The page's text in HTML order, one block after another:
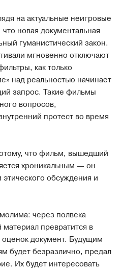
на актуальные неигровые
новая документальная
гуманистический закон.
мгновенно отключают
как только
над реальностью начинает
запрос. Такие фильмы
вопросов,
протест во время
что фильм, вышедший
хроникальным — он
обсуждения и
через полвека
превратится в
документ. Будущим
будет безразлично, предал
Их будет интересовать